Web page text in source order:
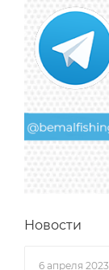
Новости
6 апреля 2023